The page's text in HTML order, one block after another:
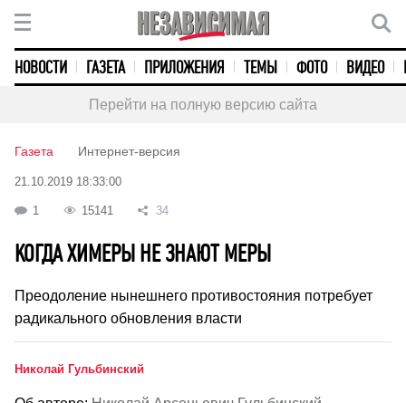
НОВОСТИ ГАЗЕТА ПРИЛОЖЕНИЯ ТЕМЫ ФОТО ВИДЕО
Перейти на полную версию сайта
Газета Интернет-версия
21.10.2019 18:33:00
1 15141 34
КОГДА ХИМЕРЫ НЕ ЗНАЮТ МЕРЫ
Преодоление нынешнего противостояния потребует
радикального обновления власти
Николай Гульбинский